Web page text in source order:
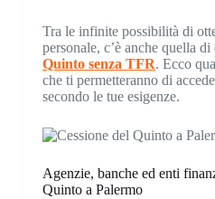
Tra le infinite possibilità di
personale, c’è anche quella di
Quinto senza TFR. Ecco
che ti permetteranno di
secondo le tue esigenze.
Agenzie, banche ed enti
Quinto a Palermo